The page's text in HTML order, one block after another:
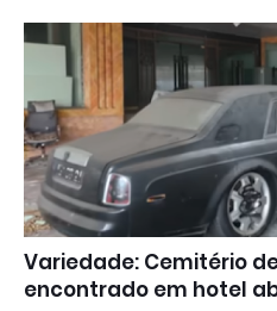
Variedade: Cemitério
encontrado em hotel